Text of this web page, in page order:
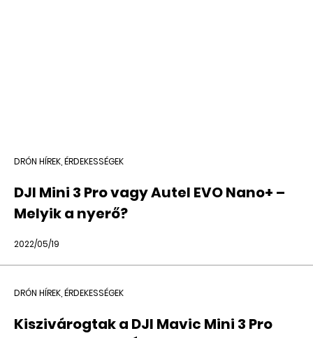
DRÓN HÍREK, ÉRDEKESSÉGEK
DJI Mini 3 Pro vagy Autel EVO Nano+ –
Melyik a nyerő?
2022/05/19
DRÓN HÍREK, ÉRDEKESSÉGEK
Kiszivárogtak a DJI Mavic Mini 3 Pro